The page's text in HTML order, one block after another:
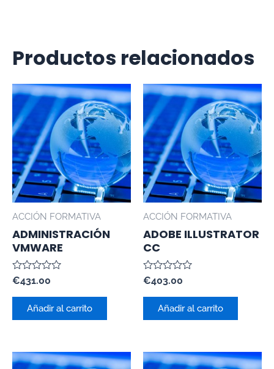
Productos relacionados
ACCIÓN FORMATIVA
ADMINISTRACIÓN
VMWARE
Valorado
con
0
€431.00
Añadir al carrito
ACCIÓN FORMATIVA
ADOBE ILLUSTRATOR
CC
Valorado
con
0
€403.00
Añadir al carrito